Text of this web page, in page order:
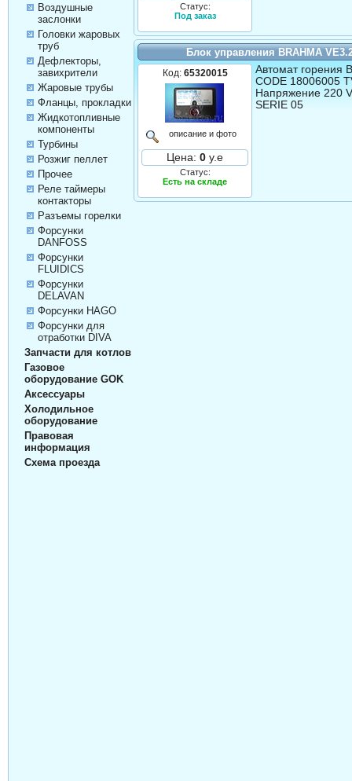
Воздушные
заслонки
Головки жаровых
труб
Дефлекторы,
завихрители
Жаровые трубы
Фланцы, прокладки
Жидкотопливные
компоненты
Турбины
Розжиг пеллет
Прочее
Реле таймеры
контакторы
Разъемы горелки
Форсунки
DANFOSS
Форсунки
FLUIDICS
Форсунки
DELAVAN
Форсунки HAGO
Форсунки для
отработки DIVA
Запчасти для котлов
Газовое
оборудование GOK
Аксессуары
Холодильное
оборудование
Правовая
информация
Схема проезда
Статус:
Под заказ
Блок управления BRAHMA
Код: 65320015
описание и фото
Цена: 0 у.е
Статус:
Есть на складе
Автомат горения
CODE 18006005
Напряжение 220
SERIE 05